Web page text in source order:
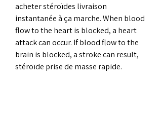
acheter stéroïdes livraison
instantanée à ça marche. When blood
flow to the heart is blocked, a heart
attack can occur. If blood flow to the
brain is blocked, a stroke can result,
stéroïde prise de masse rapide.